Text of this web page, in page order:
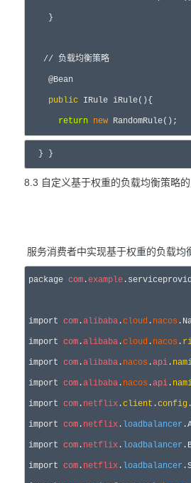
    }
// 负载均衡策略
    @Bean
public IRule iRule(){
return new RandomRule();
} }
8.3 自定义基于权重的负载均衡策略
服务消费者中实现基于权重的负载均
package com .example
import com .alibaba .cloud . nacos
import com .alibaba .cloud . nacos .
import com .alibaba . nacos .api .
import com .alibaba . nacos .api .
import com . netflix .client .config
import com . netflix . loadbalancer
import com . netflix . loadbalancer
import com . netflix . loadbalancer